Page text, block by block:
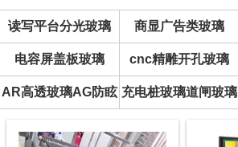
读写平台分光玻璃 商显广告类玻璃
电容屏盖板玻璃 cnc精雕开孔玻璃
AR高透玻璃AG防眩 充电桩玻璃道闸玻璃